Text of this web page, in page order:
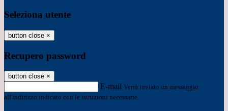
Seleziona utente
button close ×
Recupero password
button close ×
E-mail Verrà inviato un messaggio
all'indirizzo indicato con le istruzioni necessarie.